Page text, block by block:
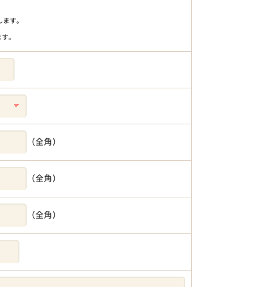
す。
。
（全角）
（全角）
（全角）